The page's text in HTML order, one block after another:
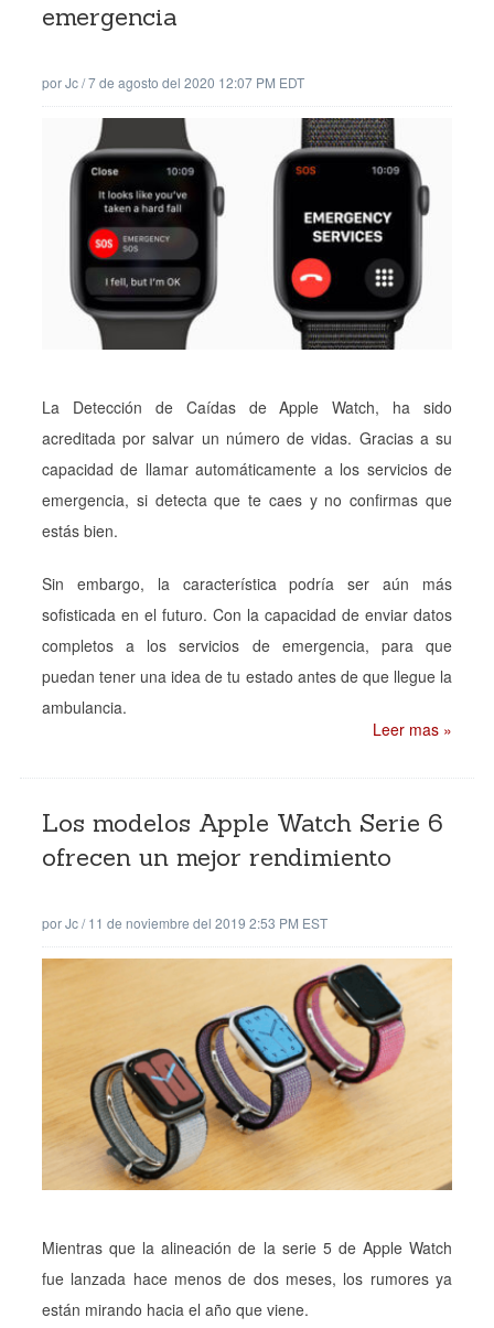
emergencia
porJc/7 de agosto del 2020 12:07 PM EDT
La Detección de Caídas de Apple Watch, ha sido
acreditada por salvar un número de vidas. Gracias a su
capacidad de llamar automáticamente a los servicios de
emergencia, si detecta que te caes y no confirmas que
estás bien.
Sin embargo, la característica podría ser aún más
sofisticada en el futuro. Con la capacidad de enviar datos
completos a los servicios de emergencia, para que
puedan tener una idea de tu estado antes de que llegue la
ambulancia.
Leer mas »
Los modelos Apple Watch Serie 6
ofrecen un mejor rendimiento
porJc/11 de noviembre del 2019 2:53 PM EST
Mientras que la alineación de la serie 5 de Apple Watch
fue lanzada hace menos de dos meses, los rumores ya
están mirando hacia el año que viene.